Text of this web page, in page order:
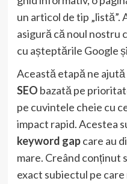
un articol de tip
asigură că noul nostru
cu așteptările Google
Această etapă ne
SEO bazată pe
pe cuvintele cheie cu
impact rapid. Acestea
keyword gapcare au
mare. Creând conținut
exact subiectul pe